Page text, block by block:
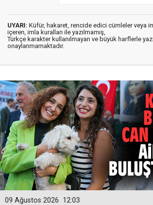
UYARI: Küfür, hakaret, rencide edici cümleler veya
içeren, imla kuralları ile yazılmamış,
Türkçe karakter kullanılmayan ve büyük harflerle
onaylanmamaktadır.
12:03
09 Ağustos 2026